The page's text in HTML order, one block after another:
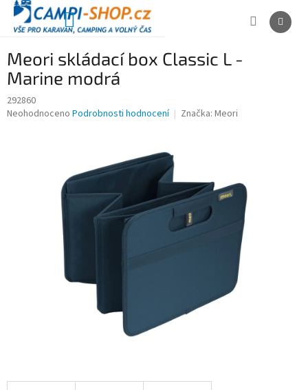
Přejít
obsah
NÁKUPNÍ
Meori skládací box Classic L -
Marine modrá
292860
Průměrné
Neohodnoceno Podrobnosti hodnocení Značka: Meori